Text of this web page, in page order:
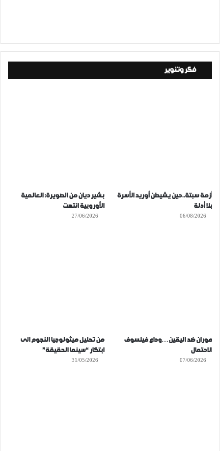
فكر وتنوير
أزمة سبتة..حين يشيطن أوريد الأسرة
بلا أدلة
06/08/2026
بشير ديان من الصويرة: العالمية
الأوروبية انتهت
27/06/2026
موران ضد اليقين…وداع فيلسوف
الاحتمال
07/06/2026
من تحليل ميثولوجيا النجوم الى
ابتكار “سينما الحقيقة”
31/05/2026